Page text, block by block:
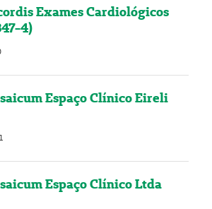
Exames Cardiológicos
4)
Espaço Clínico Eireli
Espaço Clínico Ltda